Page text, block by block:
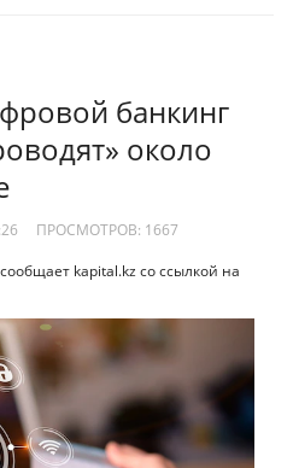
банкинг
около
ПРОСМОТРОВ: 1667
kapital.kz со ссылкой на